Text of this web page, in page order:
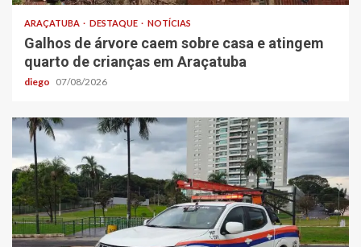
ARAÇATUBA DESTAQUE NOTÍCIAS
Galhos de árvore caem sobre casa e atingem
quarto de crianças em Araçatuba
diego 07/08/2026